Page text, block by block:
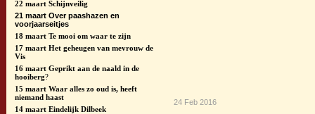
22 maart Schijnveilig
21 maart Over paashazen en
voorjaarseitjes
18 maart Te mooi om waar te zijn
17 maart Het geheugen van mevrouw de
Vis
16 maart Geprikt aan de naald in de
hooiberg?
15 maart Waar alles zo oud is, heeft
niemand haast
14 maart Eindelijk Dilbeek
24 Feb 2016